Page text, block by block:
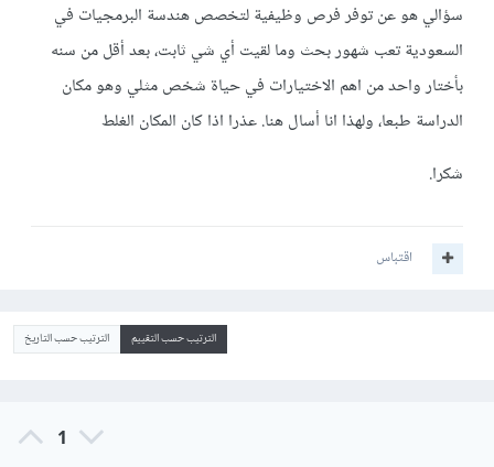
سؤالي هو عن توفر فرص وظيفية لتخصص هندسة البرمجيات في
السعودية تعب شهور بحث وما لقيت أي شي ثابت، بعد أقل من سنه
بأختار واحد من اهم الاختيارات في حياة شخص مثلي وهو مكان
الدراسة طبعا، ولهذا انا أسال هنا. عذرا اذا كان المكان الغلط
شكرا.
اقتباس
الترتيب حسب التقييم الترتيب حسب التاريخ
1